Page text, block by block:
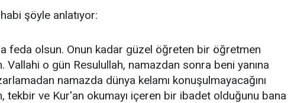
şöyle anlatıyor:
feda olsun. Onun kadar güzel öğreten bir öğretmen
o gün Resulullah, namazdan sonra beni yanına
namazda dünya kelamı konuşulmayacağını
tekbir ve Kur'an okumayı içeren bir ibadet olduğunu bana